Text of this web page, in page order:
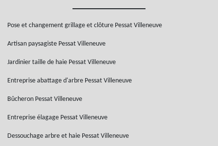
Pose et changement grillage et clôture Pessat Villeneuve
Artisan paysagiste Pessat Villeneuve
Jardinier taille de haie Pessat Villeneuve
Entreprise abattage d'arbre Pessat Villeneuve
Bûcheron Pessat Villeneuve
Entreprise élagage Pessat Villeneuve
Dessouchage arbre et haie Pessat Villeneuve